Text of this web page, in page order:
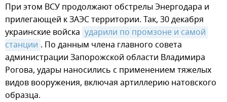
При этом ВСУ продолжают обстрелы Энергодара и
прилегающей к ЗАЭС территории. Так, 30 декабря
украинские войска ударили по промзоне и самой
станции . По данным члена главного совета
администрации Запорожской области Владимира
Рогова, удары наносились с применением тяжелых
видов вооружения, включая артиллерию натовского
образца.